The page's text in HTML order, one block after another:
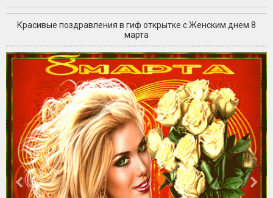
Красивые поздравления в гиф открытке с Женским днем 8
марта
+5